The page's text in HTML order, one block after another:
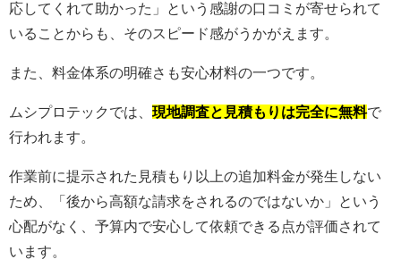
応してくれて助かった」という感謝の口コミが寄せられて
いることからも、そのスピード感がうかがえます。
また、料金体系の明確さも安心材料の一つです。
ムシプロテックでは、 現地調査と見積もりは完全に無料で
行われます。
作業前に提示された見積もり以上の追加料金が発生しない
ため、「後から高額な請求をされるのではないか」という
心配がなく、予算内で安心して依頼できる点が評価されて
います。